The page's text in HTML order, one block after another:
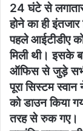
24 घंटे से
होने का ही इंतजार
पहले आईटीडीए
मिली थी। इसके
ऑफिस से जुड़े सभी
पूरा सिस्टम
को डाउन किया
तरह से रुक गए।